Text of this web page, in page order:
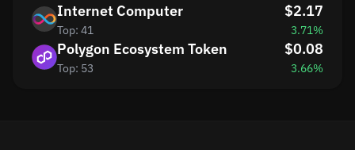
Internet Computer
Top: 41
$2.17
3.71%
Polygon Ecosystem Token
Top: 53
$0.08
3.66%